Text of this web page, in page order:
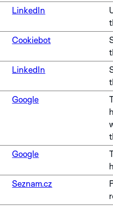
NICKEL
PROZKOUMEJTE
SILVER
LinkedIn
Cookiebot
LinkedIn
Google
Google
Seznam.cz